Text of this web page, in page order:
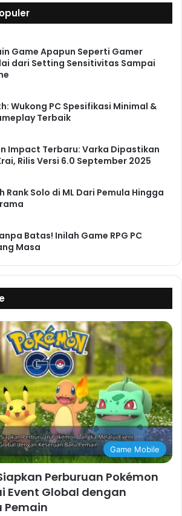
Game Apapun Seperti Gamer
dari Setting Sensitivitas Sampai
Wukong PC Spesifikasi Minimal &
Terbaik
Impact Terbaru: Varka Dipastikan
Rilis Versi 6.0 September 2025
Rank Solo di ML Dari Pemula Hingga
Batas! Inilah Game RPG PC
Masa
Game Mobile
Perburuan Pokémon
Event Global dengan
Pemain